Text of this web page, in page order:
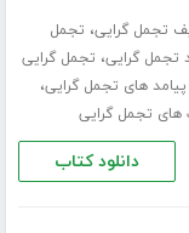
تجمل گرایی، تجمل
تجمل گرایی، تجمل گرایی
پیامد های تجمل گرایی،
تجمل گرایی
دانلود کتاب